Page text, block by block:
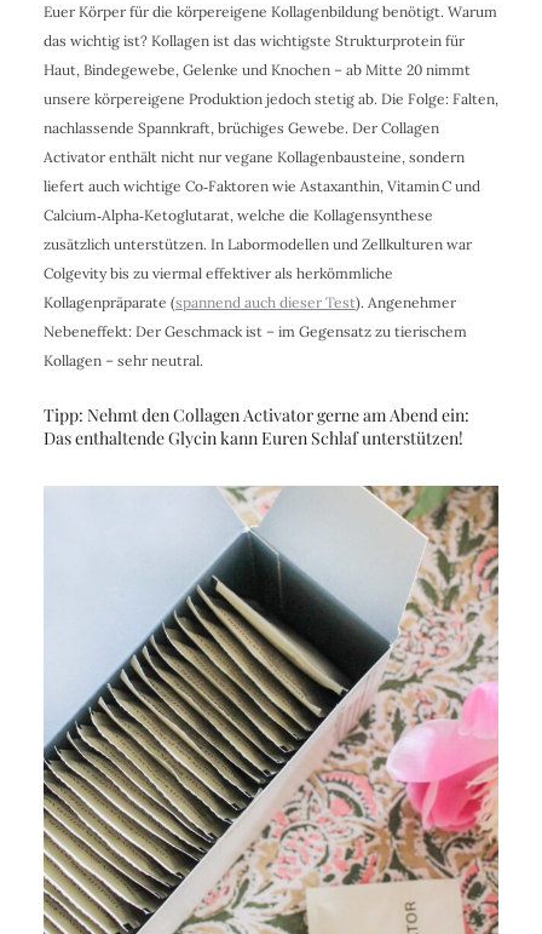
Euer Körper für die körpereigene Kollagenbildung benötigt. Warum
das wichtig ist? Kollagen ist das wichtigste Strukturprotein für
Haut, Bindegewebe, Gelenke und Knochen – ab Mitte 20 nimmt
unsere körpereigene Produktion jedoch stetig ab. Die Folge: Falten,
nachlassende Spannkraft, brüchiges Gewebe. Der Collagen
Activator enthält nicht nur vegane Kollagenbausteine, sondern
liefert auch wichtige Co‑Faktoren wie Astaxanthin, Vitamin C und
Calcium‑Alpha‑Ketoglutarat, welche die Kollagensynthese
zusätzlich unterstützen. In Labormodellen und Zellkulturen war
Colgevity bis zu viermal effektiver als herkömmliche
Kollagenpräparate (spannend auch dieser Test). Angenehmer
Nebeneffekt: Der Geschmack ist – im Gegensatz zu tierischem
Kollagen – sehr neutral.
Tipp: Nehmt den Collagen Activator gerne am Abend ein:
Das enthaltende Glycin kann Euren Schlaf unterstützen!